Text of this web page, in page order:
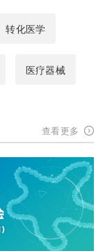
转化医学
医疗器械
查看更多